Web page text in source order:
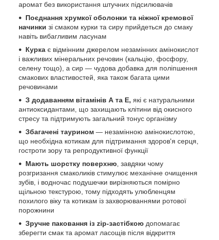
аромат без використання штучних підсилювачів
Поєднання хрумкої оболонки та ніжної кремової
начинки зі смаком курки та сиру прийдеться до смаку
навіть вибагливим ласунам
Курка є відмінним джерелом незамінних амінокислот
і важливих мінеральних речовин (кальцію, фосфору,
селену тощо), а сир — чудова добавка для поліпшення
смакових властивостей, яка також багата цими
речовинами
З додаванням вітамінів А та Е, які є натуральними
антиоксидантами, що захищають клітини від окисного
стресу та підтримують загальний тонус організму
Збагачені таурином — незамінною амінокислотою,
що необхідна котикам для підтримання здоров'я серця,
гостроти зору та репродуктивної функції
Мають шорстку поверхню, завдяки чому
розгризання смаколиків стимулює механічне очищення
зубів, і водночас подушечки вирізняються помірно
щільною текстурою, тому підходять улюбленцям
похилого віку та котикам із захворюваннями ротової
порожнини
Зручне паковання із zip-застібкою допомагає
зберегти смак та аромат ласощів після відкриття